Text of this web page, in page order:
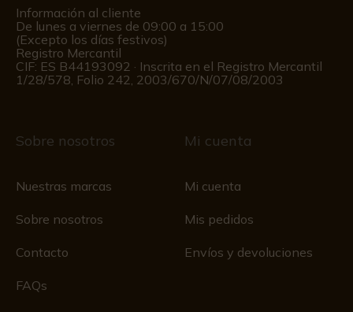
Información al cliente
De lunes a viernes de 09:00 a 15:00
(Excepto los días festivos)
Registro Mercantil
CIF: ES B44193092 · Inscrita en el Registro Mercantil
1/28/578, Folio 242, 2003/670/N/07/08/2003
Sobre nosotros
Nuestras marcas
Sobre nosotros
Contacto
FAQs
Mi cuenta
Mi cuenta
Mis pedidos
Envíos y devoluciones